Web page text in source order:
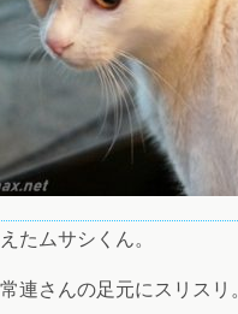
たムサシくん。
連さんの足元にスリスリ。